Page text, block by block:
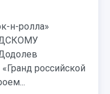
н-ролла»
российской